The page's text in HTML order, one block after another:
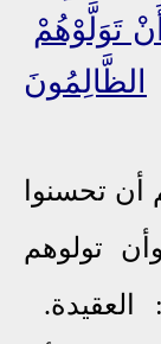
أَنْ تَوَلَّوْهُمْ
الظَّالِمُونَ
أن تحسنوا
تولوهم
العقيدة.